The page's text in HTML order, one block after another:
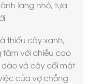
lang nhỏ, tựa
thiếu cây xanh,
tâm với chiều cao
và cây cối mát
của vợ chồng